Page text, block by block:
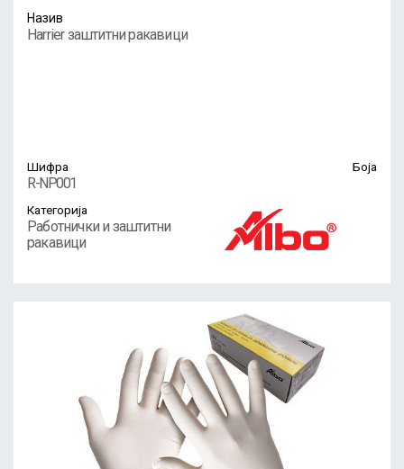
Назив
Harrier заштитни ракавици
Шифра
R-NP001
Боја
Категорија
Работнички и заштитни
ракавици